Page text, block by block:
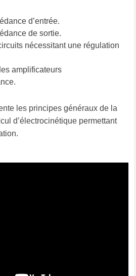
d’entrée.
de sortie.
nécessitant une régulation
amplificateurs
les principes généraux de la
d’électrocinétique permettant